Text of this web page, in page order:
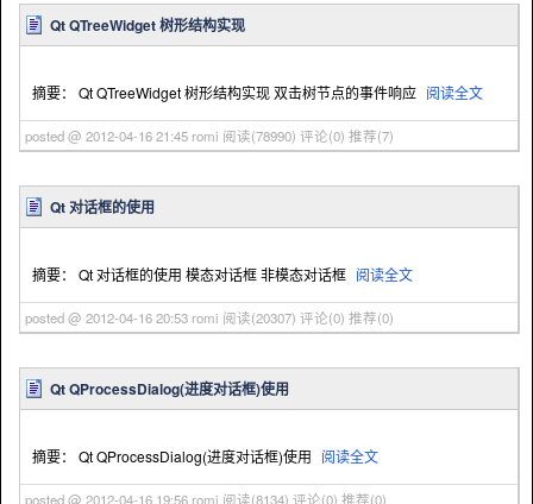
Qt QTreeWidget 树形结构实现
摘要： Qt QTreeWidget 树形结构实现 双击树节点的事件响应 阅读全文
posted @ 2012-04-16 21:45 romi 阅读(78990) 评论(0) 推荐(7)
Qt 对话框的使用
摘要： Qt 对话框的使用 模态对话框 非模态对话框 阅读全文
posted @ 2012-04-16 20:53 romi 阅读(20307) 评论(0) 推荐(0)
Qt QProcessDialog(进度对话框)使用
摘要： Qt QProcessDialog(进度对话框)使用 阅读全文
posted @ 2012-04-16 19:56 romi 阅读(8134) 评论(0) 推荐(0)